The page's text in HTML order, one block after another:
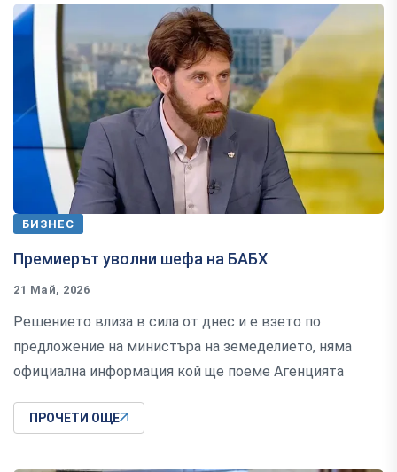
БИЗНЕС
Премиерът уволни шефа на БАБХ
21 Май, 2026
Решението влиза в сила от днес и е взето по
предложение на министъра на земеделието, няма
официална информация кой ще поеме Агенцията
ПРОЧЕТИ ОЩЕ